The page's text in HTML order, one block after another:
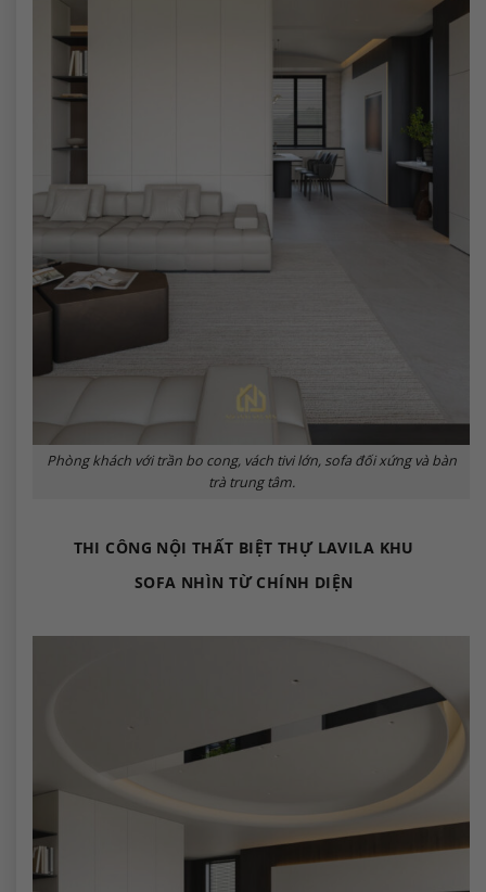
Phòng khách với trần bo cong, vách tivi lớn, sofa đối xứng và bàn
trà trung tâm.
THI CÔNG NỘI THẤT BIỆT THỰ LAVILA KHU
SOFA NHÌN TỪ CHÍNH DIỆN